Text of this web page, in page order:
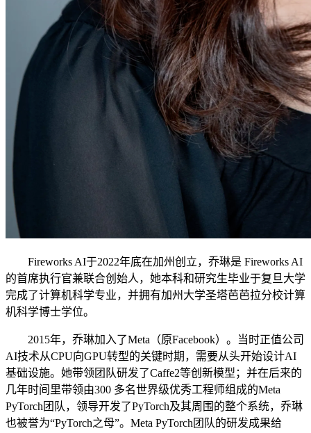
Fireworks AI于2022年底在加州创立，乔琳是 Fireworks AI
的首席执行官兼联合创始人，她本科和研究生毕业于复旦大学
完成了计算机科学专业，并拥有加州大学圣塔芭芭拉分校计算
机科学博士学位。
2015年，乔琳加入了Meta（原Facebook）。当时正值公司
AI技术从CPU向GPU转型的关键时期，需要从头开始设计AI
基础设施。她带领团队研发了Caffe2等创新模型；并在后来的
几年时间里带领由300 多名世界级优秀工程师组成的Meta
PyTorch团队，领导开发了PyTorch及其周围的整个系统，乔琳
也被誉为“PyTorch之母”。Meta PyTorch团队的研发成果给